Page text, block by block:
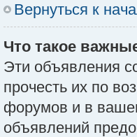
Вернуться к
Что такое
Эти объявления
прочесть их по
форумов и в
объявлений